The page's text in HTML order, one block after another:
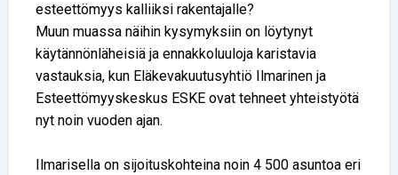
esteettömyys kalliiksi rakentajalle?
Muun muassa näihin kysymyksiin on löytynyt
käytännönläheisiä ja ennakkoluuloja karistavia
vastauksia, kun Eläkevakuutusyhtiö Ilmarinen ja
Esteettömyyskeskus ESKE ovat tehneet yhteistyötä
nyt noin vuoden ajan.
Ilmarisella on sijoituskohteina noin 4 500 asuntoa eri